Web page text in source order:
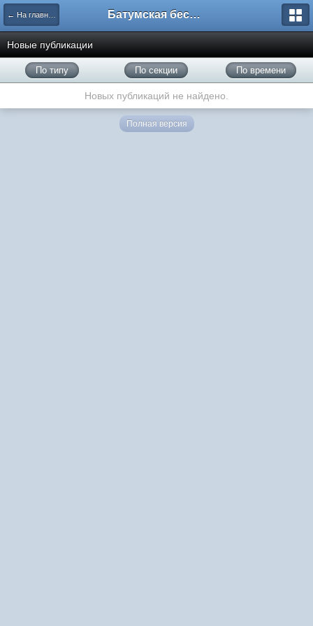
← На главную Батумская беседка
Новые публикации
По типу По секции По времени
Новых публикаций не найдено.
Полная версия